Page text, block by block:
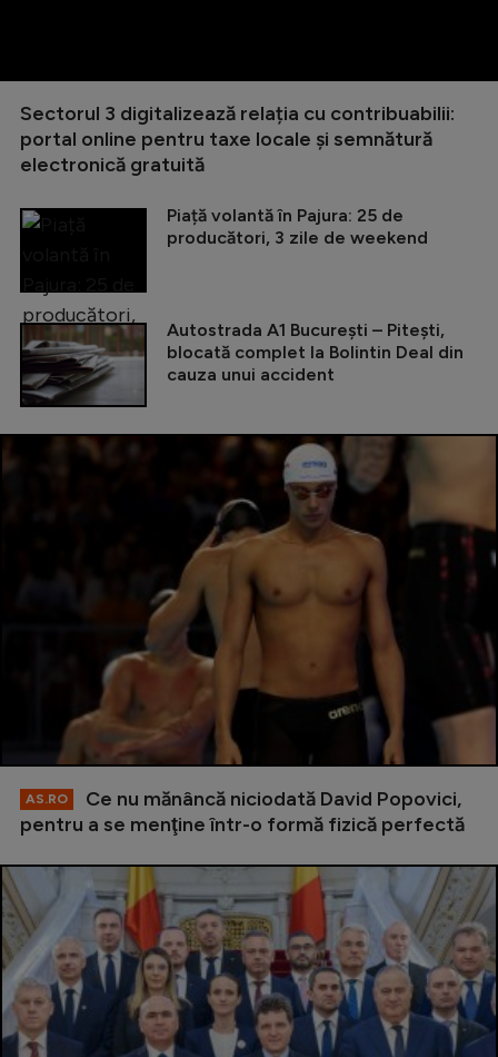
Sectorul 3 digitalizează relația cu contribuabilii:
portal online pentru taxe locale și semnătură
electronică gratuită
Piață volantă în Pajura: 25 de
producători, 3 zile de weekend
Autostrada A1 București – Pitești,
blocată complet la Bolintin Deal din
cauza unui accident
AS.RO
Ce nu mănâncă niciodată David Popovici,
pentru a se menţine într-o formă fizică perfectă